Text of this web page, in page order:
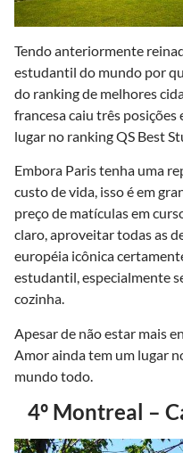
Tendo anteriormente
estudantil do mundo por
do ranking de melhores
francesa caiu três
lugar no ranking QS Best
Embora Paris tenha uma
custo de vida, isso é em
preço de matículas em
claro, aproveitar todas as
européia icônica
estudantil, especialmente
cozinha.
Apesar de não estar mais
Amor ainda tem um lugar
mundo todo.
4º Montreal –